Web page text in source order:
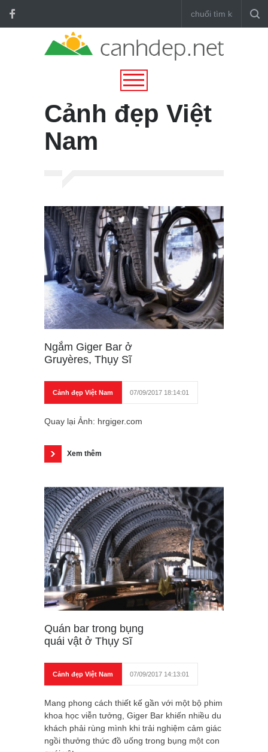
Cảnh đẹp Việt
Nam
Ngắm Giger Bar ở
Gruyères, Thụy Sĩ
Cảnh đẹp Việt Nam 07/09/2017 18:14:01
Quay lại Ảnh: hrgiger.com
Xem thêm
Quán bar trong bụng
quái vật ở Thụy Sĩ
Cảnh đẹp Việt Nam 07/09/2017 14:13:01
Mang phong cách thiết kế gần với một bộ phim
khoa học viễn tưởng, Giger Bar khiến nhiều du
khách phải rùng mình khi trải nghiệm cảm giác
ngồi thưởng thức đồ uống trong bụng một con